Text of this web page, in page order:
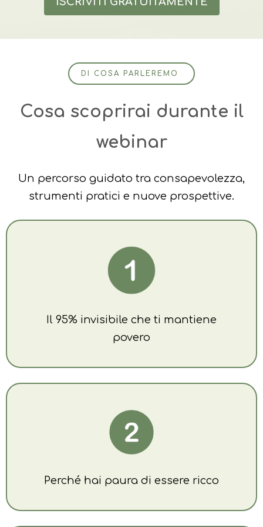
DI COSA PARLEREMO
Cosa scoprirai durante il
webinar
Un percorso guidato tra consapevolezza,
strumenti pratici e nuove prospettive.
Il 95% invisibile che ti mantiene
povero
Perché hai paura di essere ricco